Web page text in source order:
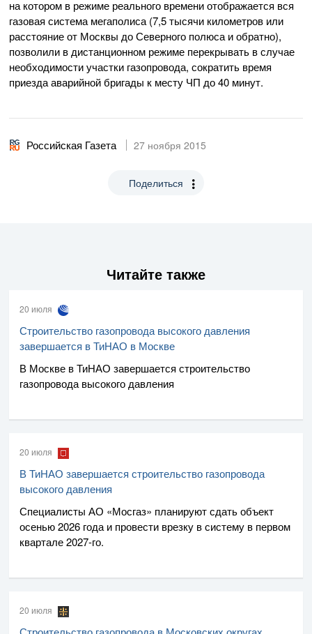
на котором в режиме реального времени отображается вся
газовая система мегаполиса (7,5 тысячи километров или
расстояние от Москвы до Северного полюса и обратно),
позволили в дистанционном режиме перекрывать в случае
необходимости участки газопровода, сократить время
приезда аварийной бригады к месту ЧП до 40 минут.
Российская Газета 27 ноября 2015
Поделиться
Читайте также
20 июля
Строительство газопровода высокого давления
завершается в ТиНАО в Москве
В Москве в ТиНАО завершается строительство
газопровода высокого давления
20 июля
В ТиНАО завершается строительство газопровода
высокого давления
Специалисты АО «Мосгаз» планируют сдать объект
осенью 2026 года и провести врезку в систему в первом
квартале2027-го.
20 июля